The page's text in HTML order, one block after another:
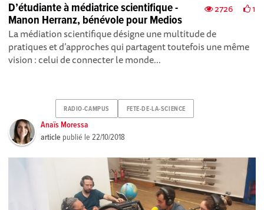
2726 1
D’étudiante à médiatrice scientifique -
Manon Herranz, bénévole pour Medios
La médiation scientifique désigne une multitude de
pratiques et d’approches qui partagent toutefois une même
vision : celui de connecter le monde...
RADIO-CAMPUS FETE-DE-LA-SCIENCE
Anaïs Moressa
article publié le22/10/2018